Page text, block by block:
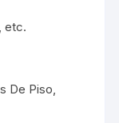
etc.
De Piso